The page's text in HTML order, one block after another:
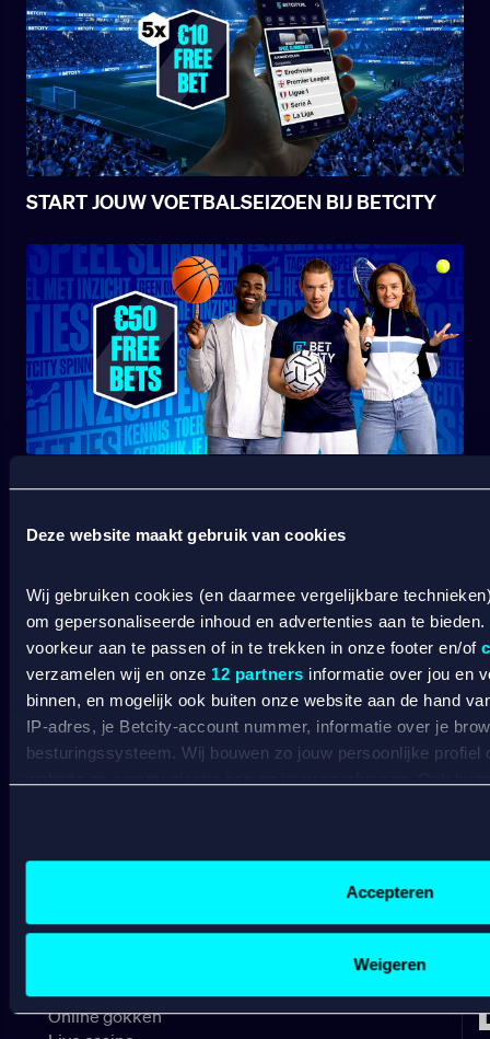
Deze website maakt gebruik van cookies
Wij gebruiken cookies (en daarmee vergelijkbare
om gepersonaliseerde inhoud en advertenties aan te
voorkeur aan te passen of in te trekken in onze footer en/of
verzamelen wij en onze 12 partners informatie over jou en
binnen, en mogelijk ook buiten onze website aan de hand
IP-adres, je Betcity-account nummer, informatie over je
besturingssysteem. Wij bouwen zo jouw persoonlijke profiel
Advertentie- en contentmeting, inzichten in het publiek
Sociale media functionaliteit.
Accepteren
Weigeren
START JOUW VOETBALSEIZOEN BIJ BETCITY
VERANTWOORD
BETCITY
SPORTSBOOK
Wedden op sport
Wedden op voetbal
Wedden op PSV
CASINO
Online casino
Online gokken